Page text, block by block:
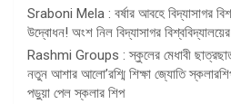
Sraboni Mela : বর্ষার আবহে বিদ্যাসাগর
উদ্বোধন! অংশ নিল বিদ্যাসাগর
Rashmi Groups : স্কুলের মেধাবী
নতুন আশার আলো’রশ্মি শিক্ষা জ্যোতি
পড়ুয়া পেল স্কলার শিপ